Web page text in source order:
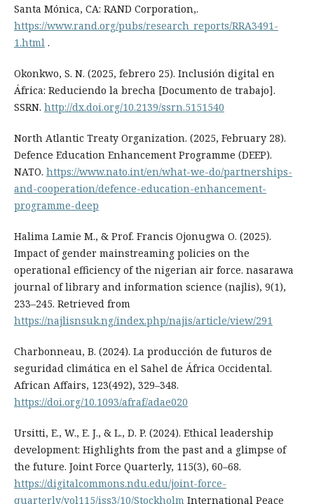
Santa Mónica, CA: RAND Corporation,.
https://www.rand.org/pubs/research_reports/RRA3491-
1.html.
Okonkwo, S. N. (2025, febrero 25). Inclusión digital en
África: Reduciendo la brecha [Documento de trabajo].
SSRN. http://dx.doi.org/10.2139/ssrn.5151540
North Atlantic Treaty Organization. (2025, February 28).
Defence Education Enhancement Programme (DEEP).
NATO. https://www.nato.int/en/what-we-do/partnerships-
and-cooperation/defence-education-enhancement-
programme-deep
Halima Lamie M., & Prof. Francis Ojonugwa O. (2025).
Impact of gender mainstreaming policies on the
operational efficiency of the nigerian air force. nasarawa
journal of library and information science (najlis), 9(1),
233–245. Retrieved from
https://najlisnsuk.ng/index.php/najis/article/view/291
Charbonneau, B. (2024). La producción de futuros de
seguridad climática en el Sahel de África Occidental.
African Affairs, 123(492), 329–348.
https://doi.org/10.1093/afraf/adae020
Ursitti, E., W., E. J., & L., D. P. (2024). Ethical leadership
development: Highlights from the past and a glimpse of
the future. Joint Force Quarterly, 115(3), 60–68.
https://digitalcommons.ndu.edu/joint-force-
quarterly/vol115/iss3/10/StockholmInternational Peace